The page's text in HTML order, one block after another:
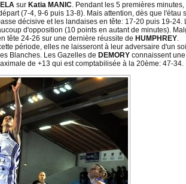
sur Katia MANIC. Pendant les 5 premières
(7-4, 9-6 puis 13-8). Mais attention, dès que l'étau
décisive et les landaises en tête: 17-20 puis 19-
d'opposition (10 points en autant de minutes).
tête 24-26 sur une dernière réussite de HUMPHREY.
période, elles ne laisseront à leur adversaire d'un
Blanches. Les Gazelles de DEMORY connaissent
de +13 qui est comptabilisée à la 20ème: 47-34.